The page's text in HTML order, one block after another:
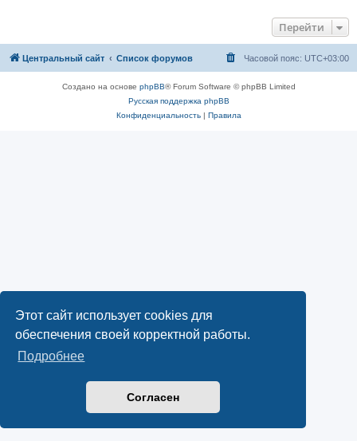
Этот сайт использует cookies для
обеспечения своей корректной работы.
Подробнее
Согласен
Перейти
Центральный сайт Список форумов Часовой пояс: UTC+03:00
Создано на основе phpBB® Forum Software © phpBB Limited
Русская поддержка phpBB
Конфиденциальность| Правила